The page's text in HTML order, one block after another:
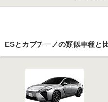
ESとカプチーノの類似車種と